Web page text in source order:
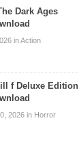
Dark Ages
in Action
f Deluxe Edition
2026 in Horror